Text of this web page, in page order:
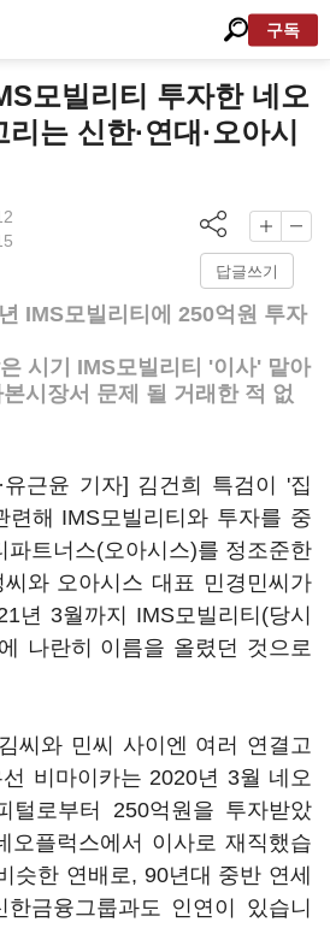
구독
모빌리티 투자한 네오
는 신한·연대·오아시
답글쓰기
IMS모빌리티에 250억원 투자
시기 IMS모빌리티 '이사' 맡아
시장서 문제 될 거래한 적 없
유근윤 기자] 김건희 특검이 '집
련해 IMS모빌리티와 투자를 중
파트너스(오아시스)를 정조준한
와 오아시스 대표 민경민씨가
년 3월까지 IMS모빌리티(당시
나란히 이름을 올렸던 것으로
씨와 민씨 사이엔 여러 연결고
비마이카는 2020년 3월 네오
털로부터 250억원을 투자받았
오플럭스에서 이사로 재직했습
슷한 연배로, 90년대 중반 연세
금융그룹과도 인연이 있습니